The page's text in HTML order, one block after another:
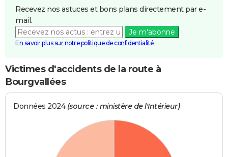
Recevez nos astuces et bons plans directement par e-
mail.
Je m'abonne
En savoir plus sur notre politique de confidentialité
Victimes d'accidents de la route à
Bourgvallées
Données 2024 (source : ministère de l'Intérieur)